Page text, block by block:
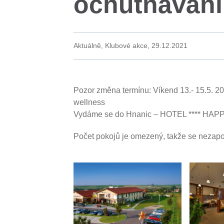
Aktuálně, Klubové akce, 29.12.2021
Pozor změna termínu: Víkend 13.- 15.5.
wellness
Vydáme se do Hnanic – HOTEL ****
Počet pokojů je omezený, takže se